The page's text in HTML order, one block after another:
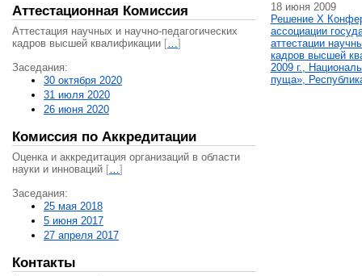
Аттестационная Комиссия
Аттестация научных и научно-педагогических
кадров высшей квалификации […]
Заседания:
30 октября 2020
31 июля 2020
26 июня 2020
Комиссия по Аккредитации
Оценка и аккредитация организаций в области
науки и инноваций […]
Заседания:
25 мая 2018
5 июня 2017
27 апреля 2017
Контакты
18 июня 2009
Решение X
ассоциации
аттестации
кадров высшей
2009 г.,
пуща»,